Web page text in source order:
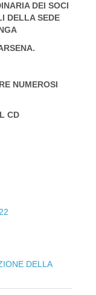
DEI SOCI
DELLA SEDE
NUMEROSI
DELLA